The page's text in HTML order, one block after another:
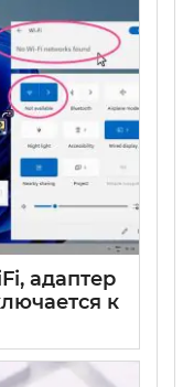
адаптер
к